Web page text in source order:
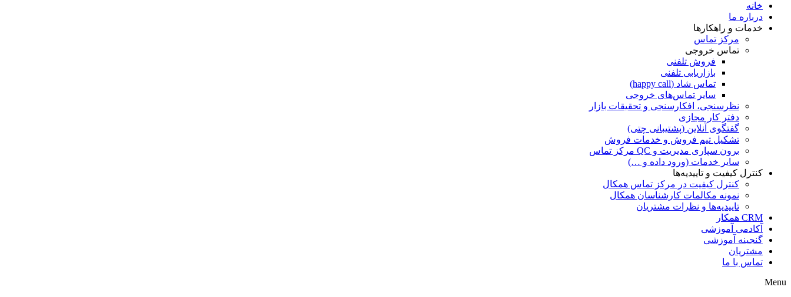
خانه
درباره ما
خدمات و راهکارها
مرکز تماس
تماس خروجی
فروش تلفنی
بازاریابی تلفنی
تماس شاد (happy call)
سایر تماس‌های خروجی
نظرسنجی، افکارسنجی و تحقیقات بازار
دفتر کار مجازی
گفتگوی آنلاین (پشتیبانی چتی)
تشکیل تیم فروش و خدمات فروش
برون سپاری مدیریت و QC مرکز تماس
سایر خدمات (ورود داده و …)
کنترل کیفیت و تاییدیه‌ها
کنترل کیفیت در مرکز تماس همکال
نمونه مکالمات کارشناسان همکال
تاییدیه‌ها و نظرات مشتریان
CRM همکار
آکادمی آموزشی
گنجینه آموزشی
مشتریان
تماس با ما
Menu